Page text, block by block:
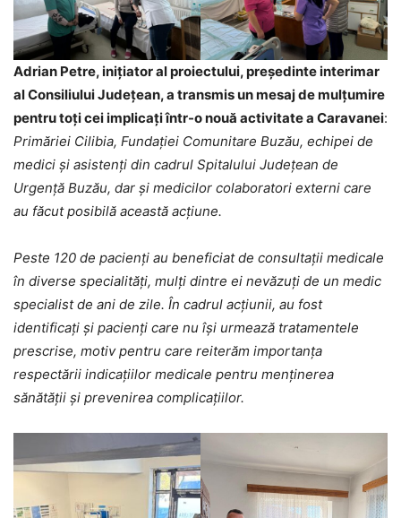
Adrian Petre, inițiator al proiectului, președinte interimar
al Consiliului Județean, a transmis un mesaj de mulțumire
pentru toți cei implicați într-o nouă activitate a Caravanei:
Primăriei Cilibia, Fundației Comunitare Buzău, echipei de
medici și asistenți din cadrul Spitalului Județean de
Urgență Buzău, dar și medicilor colaboratori externi care
au făcut posibilă această acțiune.
Peste 120 de pacienți au beneficiat de consultații medicale
în diverse specialități, mulți dintre ei nevăzuți de un medic
specialist de ani de zile. În cadrul acțiunii, au fost
identificați și pacienți care nu își urmează tratamentele
prescrise, motiv pentru care reiterăm importanța
respectării indicațiilor medicale pentru menținerea
sănătății și prevenirea complicațiilor.